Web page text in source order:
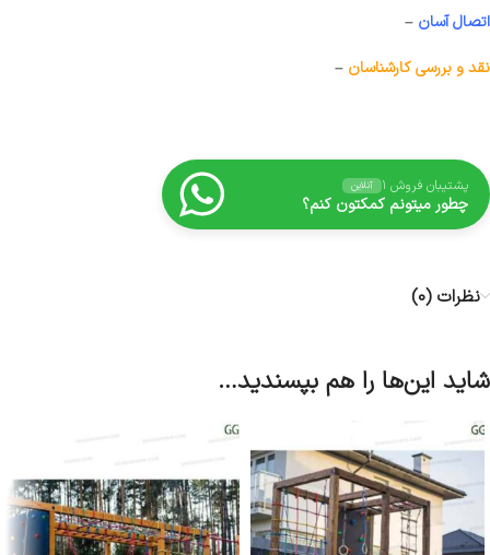
اتصال آسان –
نقد و بررسی کارشناسان –
پشتیبان فروش ۱ آنلاین
چطور میتونم کمکتون کنم؟
نظرات (0)
شاید این‌ها را هم بپسندید…